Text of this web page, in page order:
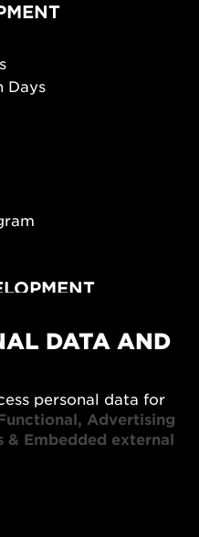
Days
DATA AND
personal data for
Advertising
& Embedded external